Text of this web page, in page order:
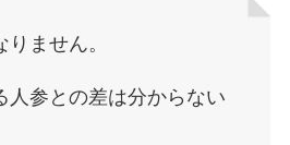
ません。
人参との差は分からない